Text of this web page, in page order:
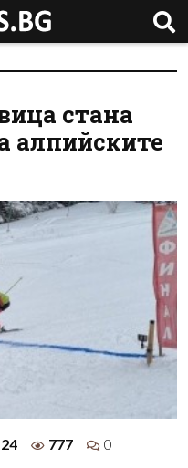
стана
алпийските
777 0